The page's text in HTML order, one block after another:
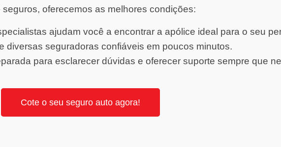
oferecemos as melhores condições:
ajudam você a encontrar a apólice ideal para o seu
diversas seguradoras confiáveis em poucos minutos.
para esclarecer dúvidas e oferecer suporte sempre que
Cote o seu seguro auto agora!